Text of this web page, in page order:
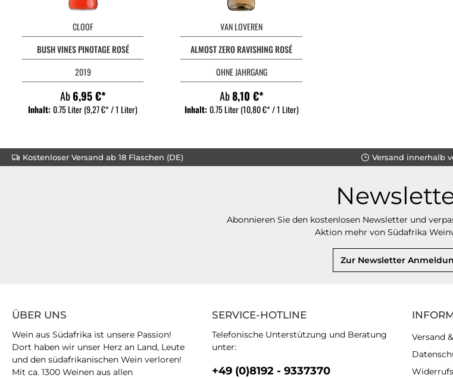
CLOOF
BUSH VINES PINOTAGE ROSÉ
2019
Ab6,95 €*
Inhalt:0.75 Liter(9,27 €* / 1 Liter)
VAN LOVEREN
ALMOST ZERO RAVISHING ROSÉ
OHNE JAHRGANG
Ab8,10 €*
Inhalt: 0.75 Liter(10,80 €* / 1 Liter)
Kostenloser Versand ab 18 Flaschen (DE) Versand innerhalb
Abonnieren Sie den kostenlosen Newsletter und
Aktion mehr von Südafrika
Zur Newsletter
SERVICE-HOTLINE
Telefonische Unterstützung und Beratung
unter:
+49 (0)8192 - 9337370
ÜBER UNS
Wein aus Südafrika ist unsere Passion!
Dort haben wir unser Herz an Land, Leute
und den südafrikanischen Wein verloren!
Mit ca. 1300 Weinen aus allen
Versand